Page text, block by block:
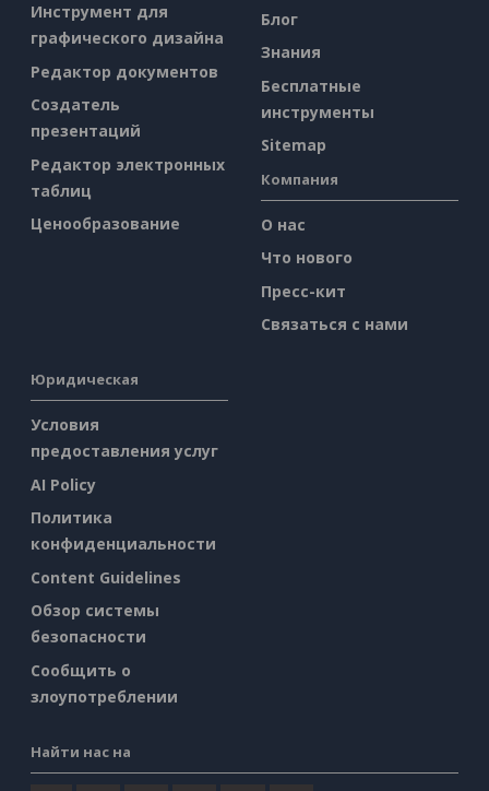
Инструмент для
графического дизайна
Редактор документов
Создатель
презентаций
Редактор электронных
таблиц
Ценообразование
Блог
Знания
Бесплатные
инструменты
Sitemap
Компания
О нас
Что нового
Пресс-кит
Связаться с нами
Юридическая
Условия
предоставления услуг
AI Policy
Политика
конфиденциальности
Content Guidelines
Обзор системы
безопасности
Сообщить о
злоупотреблении
Найти нас на